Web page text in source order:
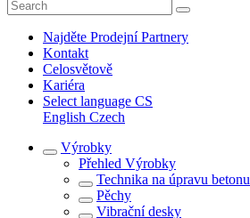
Najděte Prodejní Partnery
Kontakt
Celosvětově
Kariéra
Select language CS
English Czech
Výrobky
Přehled Výrobky
Technika na úpravu betonu
Pěchy
Vibrační desky